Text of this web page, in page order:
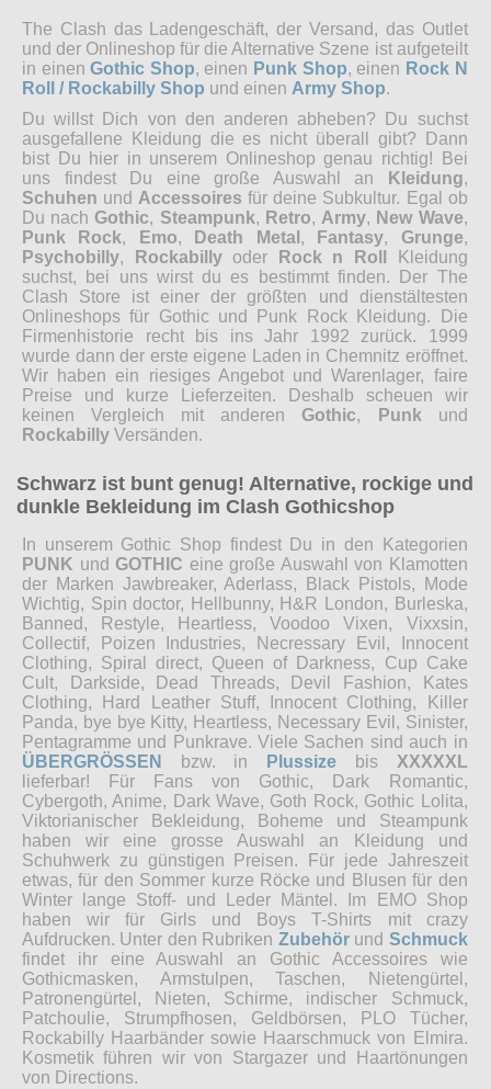
The Clash das Ladengeschäft, der Versand, das Outlet
und der Onlineshop für die Alternative Szene ist aufgeteilt
in einenGothic Shop, einen Punk Shop, einen Rock N
Roll / Rockabilly Shop und einen Army Shop.
Du willst Dich von den anderen abheben? Du suchst
ausgefallene Kleidung die es nicht überall gibt? Dann
bist Du hier in unserem Onlineshop genau richtig! Bei
uns findest Du eine große Auswahl an
Kleidung,
Schuhen und Accessoires für deine Subkultur. Egal ob
Du nach Gothic, Steampunk, Retro, Army, New Wave,
Punk Rock, Emo, Death Metal , Fantasy, Grunge,
Psychobilly, Rockabillyoder Rock n Roll
Kleidung
suchst, bei uns wirst du es bestimmt finden. Der The
Clash Store ist einer der größten und dienstältesten
Onlineshops für Gothic und Punk Rock Kleidung. Die
Firmenhistorie recht bis ins Jahr 1992 zurück. 1999
wurde dann der erste eigene Laden in Chemnitz eröffnet.
Wir haben ein riesiges Angebot und Warenlager, faire
Preise und kurze Lieferzeiten. Deshalb scheuen wir
keinen Vergleich mit anderen Gothic, Punk und
Rockabilly Versänden.
Schwarz ist bunt genug! Alternative, rockige und
dunkle Bekleidung im Clash Gothicshop
In unserem Gothic Shop findest Du in den Kategorien
PUNK und GOTHIC eine große Auswahl von Klamotten
der Marken Jawbreaker, Aderlass, Black Pistols, Mode
Wichtig, Spin doctor, Hellbunny, H&R London, Burleska,
Banned, Restyle, Heartless, Voodoo Vixen, Vixxsin,
Collectif, Poizen Industries, Necressary Evil, Innocent
Clothing, Spiral direct, Queen of Darkness, Cup Cake
Cult, Darkside, Dead Threads, Devil Fashion, Kates
Clothing, Hard Leather Stuff, Innocent Clothing, Killer
Panda, bye bye Kitty, Heartless, Necessary Evil, Sinister,
Pentagramme und Punkrave. Viele Sachen sind auch in
ÜBERGRÖSSEN
bzw. in Plussize bis XXXXXL
lieferbar! Für Fans von Gothic, Dark Romantic,
Cybergoth, Anime, Dark Wave, Goth Rock, Gothic Lolita,
Viktorianischer Bekleidung, Boheme und Steampunk
haben wir eine grosse Auswahl an Kleidung und
Schuhwerk zu günstigen Preisen. Für jede Jahreszeit
etwas, für den Sommer kurze Röcke und Blusen für den
Winter lange Stoff- und Leder Mäntel. Im EMO Shop
haben wir für Girls und Boys T-Shirts mit crazy
Aufdrucken. Unter den Rubriken Zubehörund Schmuck
findet ihr eine Auswahl an Gothic Accessoires wie
Gothicmasken, Armstulpen, Taschen, Nietengürtel,
Patronengürtel, Nieten, Schirme, indischer Schmuck,
Patchoulie, Strumpfhosen, Geldbörsen, PLO Tücher,
Rockabilly Haarbänder sowie Haarschmuck von Elmira.
Kosmetik führen wir von Stargazer und Haartönungen
von Directions.